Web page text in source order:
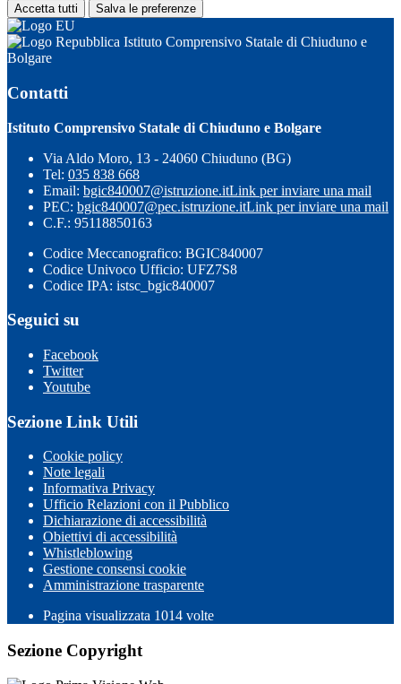
Accetta tutti Salva le preferenze
Istituto Comprensivo Statale di Chiuduno e
Bolgare
Contatti
Istituto Comprensivo Statale di Chiuduno e Bolgare
Via Aldo Moro, 13 - 24060 Chiuduno (BG)
Tel: 035 838 668
Email: bgic840007@istruzione.itLink per inviare una mail
PEC: bgic840007@pec.istruzione.itLink per inviare una mail
C.F.: 95118850163
Codice Meccanografico: BGIC840007
Codice Univoco Ufficio: UFZ7S8
Codice IPA: istsc_bgic840007
Seguici su
Facebook
Twitter
Youtube
Sezione Link Utili
Cookie policy
Note legali
Informativa Privacy
Ufficio Relazioni con il Pubblico
Dichiarazione di accessibilità
Obiettivi di accessibilità
Whistleblowing
Gestione consensi cookie
Amministrazione trasparente
Pagina visualizzata 1014 volte
Sezione Copyright